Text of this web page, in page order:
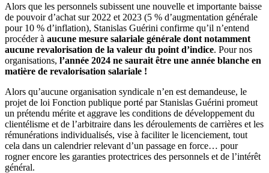
Alors que les personnels subissent une nouvelle et importante baisse
de pouvoir d’achat sur 2022 et 2023 (5 % d’augmentation générale
pour 10 % d’inflation), Stanislas Guérini confirme qu’il n’entend
procéder à aucune mesure salariale générale dont notamment
aucune revalorisation de la valeur du point d’indice. Pour nos
organisations, l’année 2024 ne saurait être une année blanche en
matière de revalorisation salariale !
Alors qu’aucune organisation syndicale n’en est demandeuse, le
projet de loi Fonction publique porté par Stanislas Guérini promeut
un prétendu mérite et aggrave les conditions de développement du
clientélisme et de l’arbitraire dans les déroulements de carrières et les
rémunérations individualisés, vise à faciliter le licenciement, tout
cela dans un calendrier relevant d’un passage en force… pour
rogner encore les garanties protectrices des personnels et de l’intérêt
général.